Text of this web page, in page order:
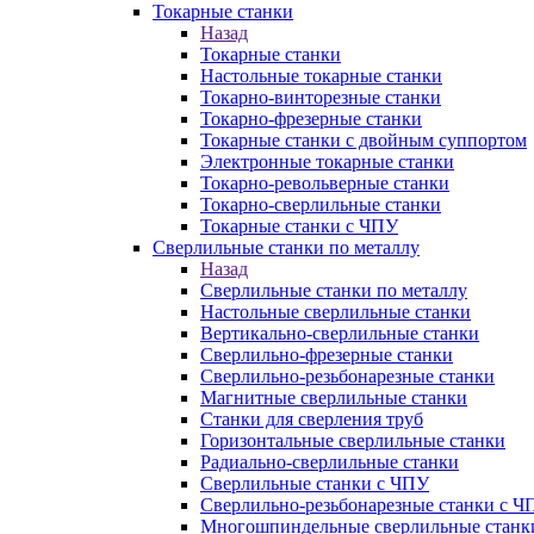
Токарные станки
Назад
Токарные станки
Настольные токарные станки
Токарно-винторезные станки
Токарно-фрезерные станки
Токарные станки с двойным суппортом
Электронные токарные станки
Токарно-револьверные станки
Токарно-сверлильные станки
Токарные станки с ЧПУ
Сверлильные станки по металлу
Назад
Сверлильные станки по металлу
Настольные сверлильные станки
Вертикально-сверлильные станки
Сверлильно-фрезерные станки
Сверлильно-резьбонарезные станки
Магнитные сверлильные станки
Станки для сверления труб
Горизонтальные сверлильные станки
Радиально-сверлильные станки
Сверлильные станки с ЧПУ
Сверлильно-резьбонарезные станки с
Многошпиндельные сверлильные